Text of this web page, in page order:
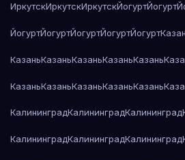
ИркутскИркутскИркутскЙогуртЙогурт
ЙогуртЙогуртЙогуртЙогуртЙогурт
КазаньКазаньКазаньКазаньКазань
КазаньКазаньКазаньКазаньКазань
КалининградКалининградКалининград
КалининградКалининградКалининград